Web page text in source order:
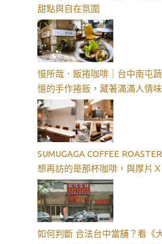
甜點與自在氛圍
慢所哉．飯捲咖啡｜台中南屯
憶的手作捲飯，藏著滿滿人情味
SUMUGAGA COFFEE
想再訪的是那杯咖啡，與厚片
如何判斷 合法台中當舖？看《